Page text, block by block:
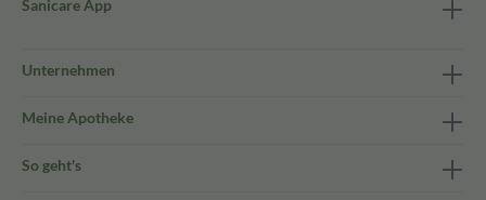
Sanicare App
Unternehmen
Meine Apotheke
So geht's